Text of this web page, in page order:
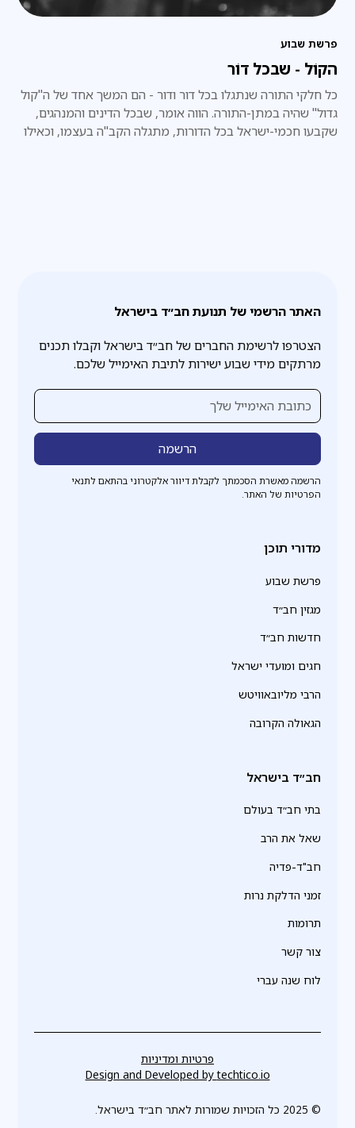
פרשת שבוע
הקוֹל - שבכל דוֹר
כל חלקי התורה שנתגלו בכל דור ודור - הם המשך אחד של ה"קול
גדול" שהיה במתן-התורה. הווה אומר, שבכל הדינים והמנהגים,
שקבעו חכמי-ישראל בכל הדורות, מתגלה הקב"ה בעצמו, וכאילו
האתר הרשמי של תנועת חב״ד בישראל
הצטרפו לרשימת החברים של חב״ד בישראל וקבלו תכנים
מרתקים מידי שבוע ישירות לתיבת האימייל שלכם.
הרשמה מאשרת הסכמתך לקבלת דיוור אלקטרוני בהתאם לתנאי
הפרטיות של האתר.
מדורי תוכן
פרשת שבוע
מגזין חב״ד
חדשות חב״ד
חגים ומועדי ישראל
הרבי מליובאוויטש
הגאולה הקרובה
חב״ד בישראל
בתי חב״ד בעולם
שאל את הרב
חב"ד-פדיה
זמני הדלקת נרות
תרומות
צור קשר
לוח שנה עברי
© 2025 כל הזכויות שמורות לאתר חב״ד בישראל.
פרטיות ומדיניות
Design and Developed bytechtico.io